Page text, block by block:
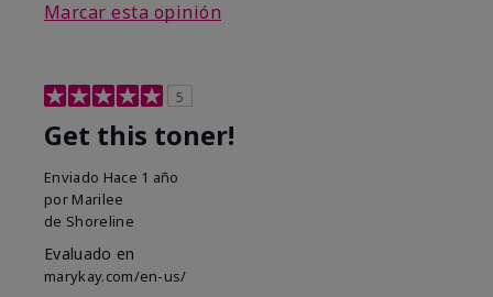
Marcar esta opinión
5
Get this toner!
Enviado Hace 1 año
por Marilee
de Shoreline
Evaluado en
marykay.com/en-us/